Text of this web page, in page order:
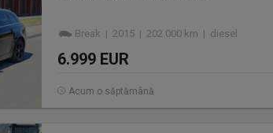
Break | 2015 | 202.000 km | diesel
6.999 EUR
Acum o săptămână